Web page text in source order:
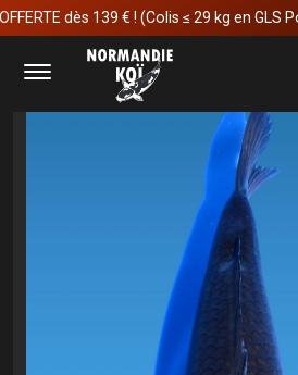
dès 139 € ! (Colis ≤ 29 kg en GLS Point
Accueil Carpes koï Nisai